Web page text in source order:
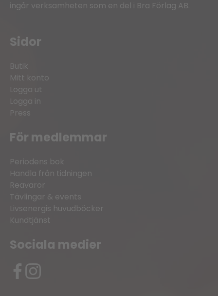
ingår verksamheten som en del i Bra Förlag AB.
Sidor
Butik
Mitt konto
Logga ut
Logga in
Press
För medlemmar
Periodens bok
Handla från tidningen
Reavaror
Tävlingar & events
Livsenergis huvudböcker
Kundtjänst
Sociala medier